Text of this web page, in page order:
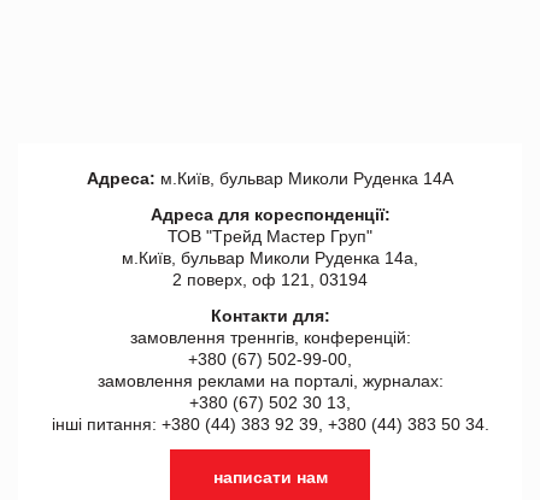
Адреса: м.Київ, бульвар Миколи Руденка 14А
Адреса для кореспонденції:
ТОВ "Tрейд Мастер Груп"
м.Київ, бульвар Миколи Руденка 14а,
2 поверх, оф 121, 03194
Контакти для:
замовлення треннгів, конференцій:
+380 (67) 502-99-00,
замовлення реклами на порталі, журналах:
+380 (67) 502 30 13,
інші питання: +380 (44) 383 92 39, +380 (44) 383 50 34.
написати нам